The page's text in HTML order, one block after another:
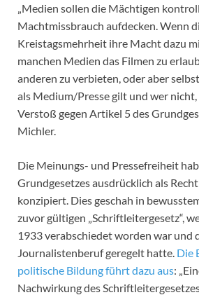
„Medien sollen die Mächtigen
Machtmissbrauch aufdecken. Wenn
Kreistagsmehrheit ihre Macht dazu
manchen Medien das Filmen zu
anderen zu verbieten, oder aber
als Medium/Presse gilt und wer
Verstoß gegen Artikel 5 des
Michler.
Die Meinungs- und Pressefreiheit
Grundgesetzes ausdrücklich als Recht
konzipiert. Dies geschah in
zuvor gültigen „Schriftleitergesetz“,
1933 verabschiedet worden war und
Journalistenberuf geregelt hatte. Die
politische Bildung führt dazu aus:
Nachwirkung des